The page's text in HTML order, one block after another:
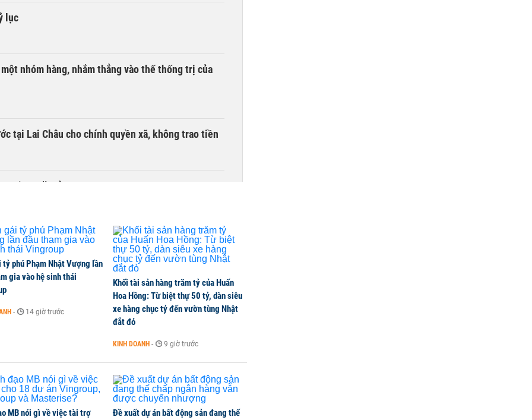
lục
nhóm hàng, nhắm thẳng vào thế thống trị của
tại Lai Châu cho chính quyền xã, không trao tiền
tại 44 năm ở TP HCM
tỷ phú Phạm Nhật Vượng lần
gia vào hệ sinh thái
- 14 giờ trước
Khối tài sản hàng trăm tỷ của Huấn
Hoa Hồng: Từ biệt thự 50 tỷ, dàn siêu
xe hàng chục tỷ đến vườn tùng Nhật
đắt đỏ
KINH DOANH - 9 giờ trước
MB nói gì về việc tài trợ
Đề xuất dự án bất động sản đang thế